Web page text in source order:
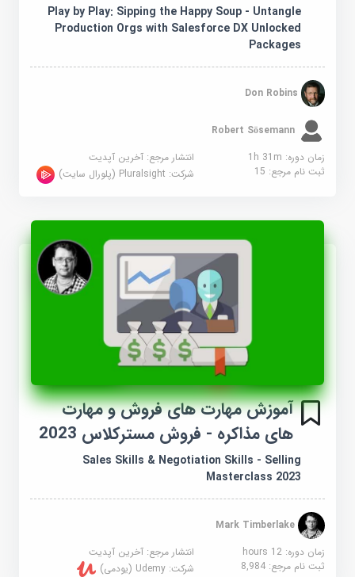
Play by Play: Sipping the Happy Soup - Untangle
Production Orgs with Salesforce DX Unlocked
Packages
Don Robins
Robert Sösemann
زمان دوره: 1h 31m
انتشار مرجع:آخرین آپدیت
ثبت نام مرجع:15 شرکت:Pluralsight (پلورال سایت)
آموزش مهارت های فروش و مهارت
های مذاکره - فروش مسترکلاس 2023
Sales Skills & Negotiation Skills - Selling
Masterclass 2023
Mark Timberlake
زمان دوره: 12 hours
انتشار مرجع:آخرین آپدیت
ثبت نام مرجع:8,984 شرکت:Udemy (یودمی)